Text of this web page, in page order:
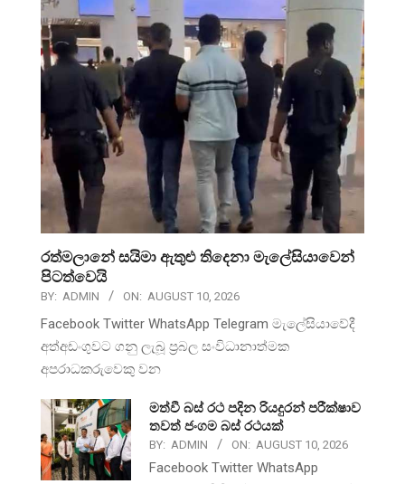
රත්මලානේ සයිමා ඇතුළු තිදෙනා මැලේසියාවෙන්
පිටත්වෙයි
BY: ADMIN ON: AUGUST 10, 2026
Facebook Twitter WhatsApp Telegram මැලේසියාවේදී
අත්අඩංගුවට ගනු ලැබූ ප්‍රබල සංවිධානාත්මක
අපරාධකරුවෙකු වන
මත්වී බස් රථ පදින රියදුරන් පරීක්ෂාව
තවත් ජංගම බස් රථයක්
BY: ADMIN ON: AUGUST 10, 2026
Facebook Twitter WhatsApp